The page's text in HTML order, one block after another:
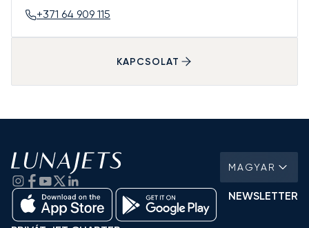
+371 64 909 115
KAPCSOLAT
MAGYAR
NEWSLETTER